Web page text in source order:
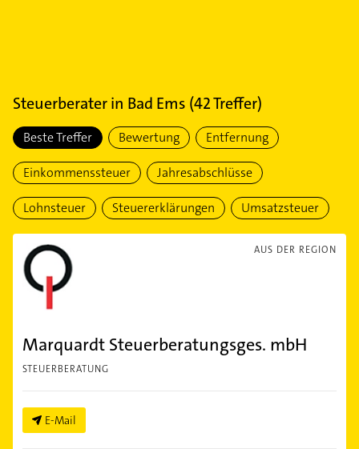
Steuerberaterin Bad Ems (42Treffer)
Beste Treffer Bewertung Entfernung
Einkommenssteuer Jahresabschlüsse
Lohnsteuer Steuererklärungen Umsatzsteuer
AUS DER REGION
Marquardt Steuerberatungsges. mbH
STEUERBERATUNG
E-Mail